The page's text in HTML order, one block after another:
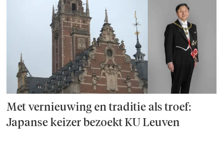
Met vernieuwing en traditie als troef:
Japanse keizer bezoekt KU Leuven